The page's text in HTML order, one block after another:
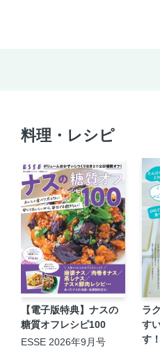
料理・レシピ
【電子版特典】ナスの
糖質オフレシピ100
ESSE 2026年9月号
ラ
す
す！